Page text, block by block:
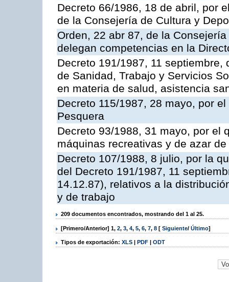
Decreto 66/1986, 18 de abril, por
de la Consejería de Cultura y
Orden, 22 abr 87, de la
delegan competencias en la
Decreto 191/1987, 11
de Sanidad, Trabajo y Servicios
en materia de salud, asistencia
Decreto 115/1987, 28 mayo, por
Pesquera
Decreto 93/1988, 31 mayo, por el
máquinas recreativas y de azar
Decreto 107/1988, 8 julio, por la
del Decreto 191/1987, 11
14.12.87), relativos a la
y de trabajo
209 documentos encontrados, mostrando del 1 al 25.
[Primero/Anterior] 1, 2, 3, 4, 5, 6, 7, 8 [ Siguiente/ Último]
Tipos de exportación: XLS | PDF | ODT